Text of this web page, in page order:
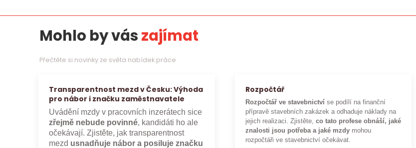
Mohlo by vászajímat
Přečtěte si novinky ze světa nabídek práce
Transparentnost mezd v Česku: Výhoda
pro nábor i značku zaměstnavatele
Uvádění mzdy v pracovních inzerátech sice
zřejmě nebude povinné, kandidáti ho ale
očekávají. Zjistěte, jak transparentnost
mezd usnadňuje nábor a posiluje značku
Rozpočtář
Rozpočtář ve stavebnictví se podílí na finanční
přípravě stavebních zakázek a odhaduje náklady na
jejich realizaci. Zjistěte,co tato profese obnáší, jaké
znalosti jsou potřeba a jaké mzdy mohou
rozpočtáři ve stavebnictví očekávat.